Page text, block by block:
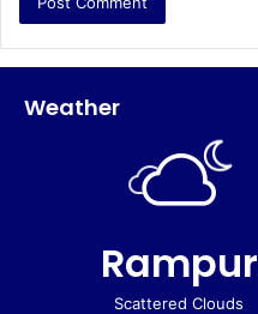
Weather
Rampur
Scattered Clouds